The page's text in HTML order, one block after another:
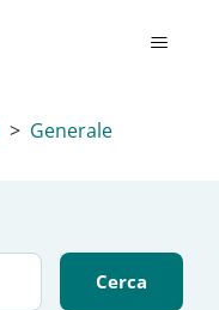
Generale